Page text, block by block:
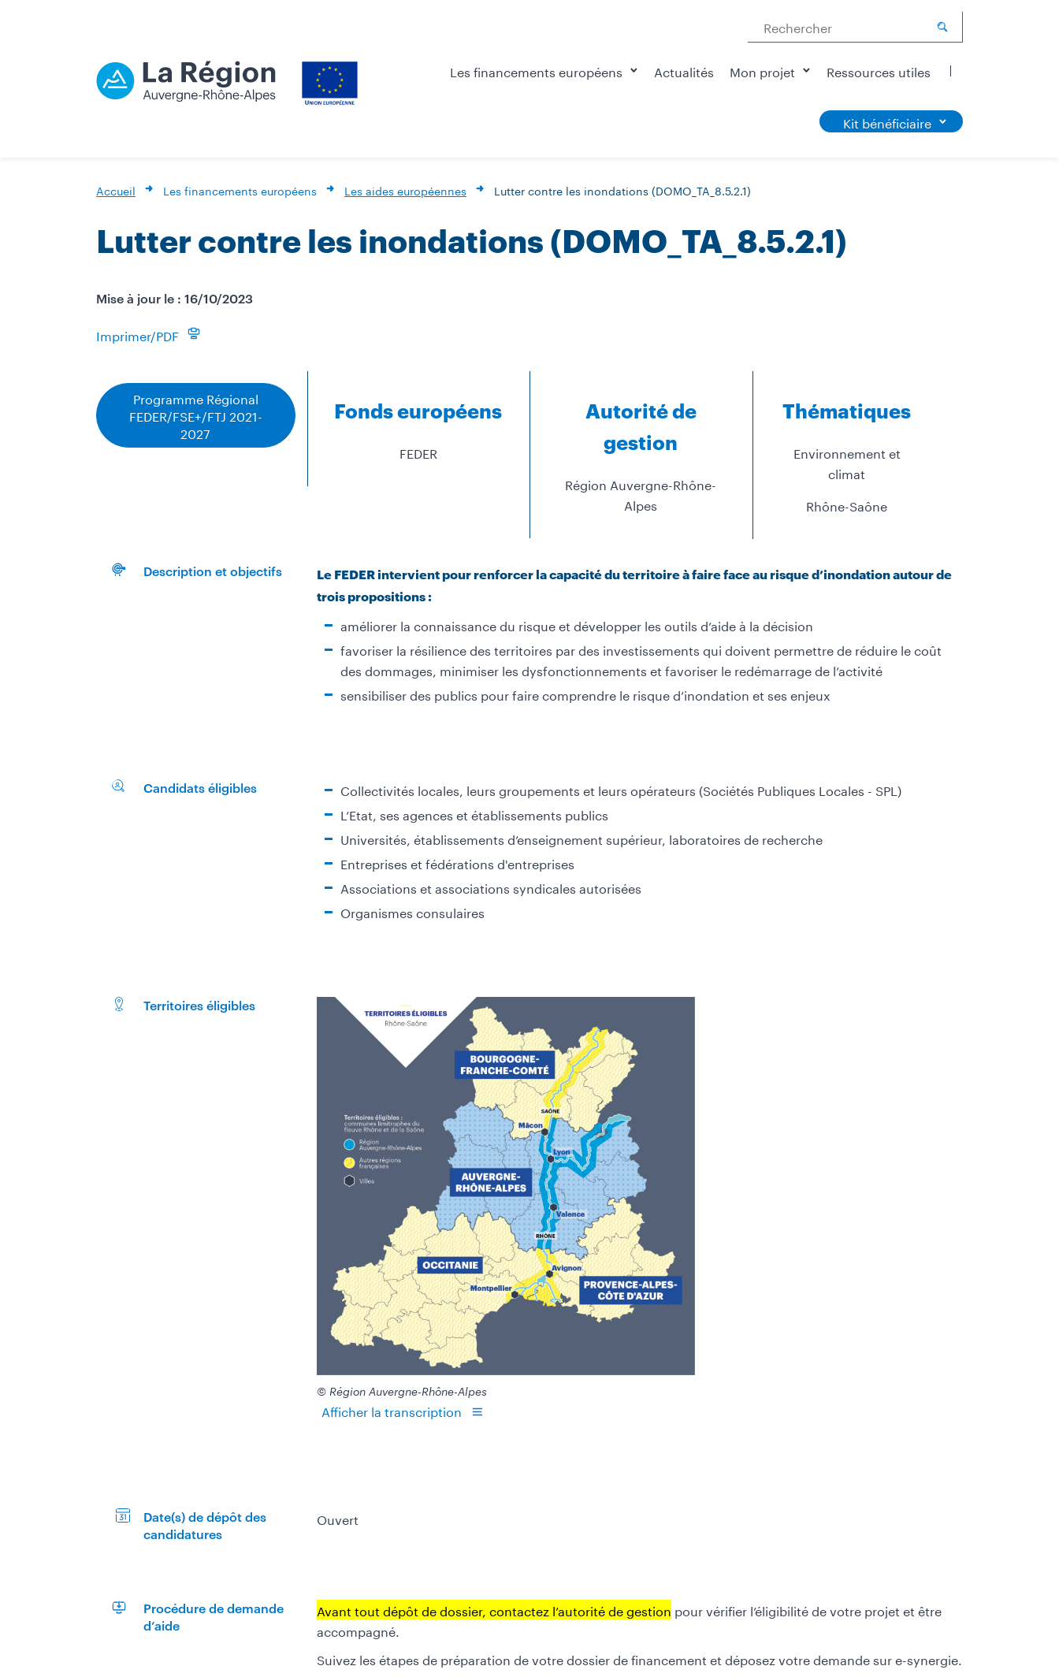
Rechercher
Les financements européens Actualités Mon projet Ressources utiles
Kit bénéficiaire
Accueil Les financements européens Les aides européennes Lutter contre les inondations (DOMO_TA_8.5.2.1)
Lutter contre les inondations (DOMO_TA_8.5.2.1)
Mise à jour le : 16/10/2023
Imprimer/PDF
Programme Régional
FEDER/FSE+/FTJ 2021-
2027
Fonds européens
FEDER
Autorité de
gestion
Région Auvergne-Rhône-
Alpes
Thématiques
Environnement et
climat
Rhône-Saône
Description et objectifs
Le FEDER intervient pour renforcer la capacité du territoire à faire face au risque d’inondation autour de
trois propositions :
améliorer la connaissance du risque et développer les outils d’aide à la décision
favoriser la résilience des territoires par des investissements qui doivent permettre de réduire le coût
des dommages, minimiser les dysfonctionnements et favoriser le redémarrage de l’activité
sensibiliser des publics pour faire comprendre le risque d’inondation et ses enjeux
Candidats éligibles
Collectivités locales, leurs groupements et leurs opérateurs (Sociétés Publiques Locales - SPL)
L’Etat, ses agences et établissements publics
Universités, établissements d’enseignement supérieur, laboratoires de recherche
Entreprises et fédérations d'entreprises
Associations et associations syndicales autorisées
Organismes consulaires
Territoires éligibles
© Région Auvergne-Rhône-Alpes
Afficher la transcription
Date(s) de dépôt des
candidatures
Ouvert
Procédure de demande
d’aide
Avant tout dépôt de dossier, contactez l’autorité de gestion pour vérifier l’éligibilité de votre projet et être
accompagné.
Suivez les étapes de préparation de votre dossier de financement et déposez votre demande sur e-synergie.